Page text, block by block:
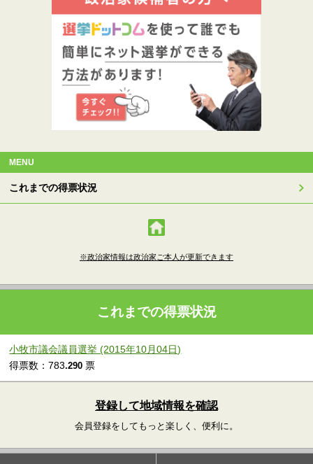
MENU
これまでの得票状況
※政治家情報は政治家ご本人が更新できます
これまでの得票状況
小牧市議会議員選挙 (2015年10月04日)
得票数：783.290 票
登録して地域情報を確認
会員登録をしてもっと楽しく、便利に。